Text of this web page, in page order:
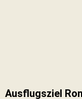
Ausflugsziel